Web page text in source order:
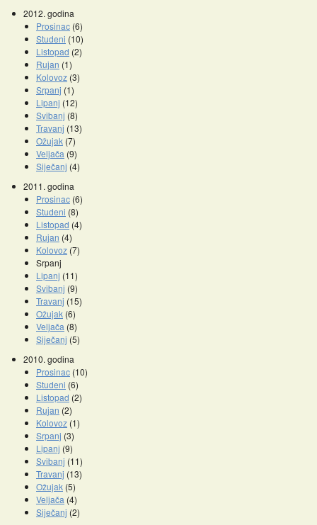
2012. godina
Prosinac (6)
Studeni (10)
Listopad (2)
Rujan (1)
Kolovoz (3)
Srpanj (1)
Lipanj (12)
Svibanj (8)
Travanj (13)
Ožujak (7)
Veljača (9)
Siječanj (4)
2011. godina
Prosinac (6)
Studeni (8)
Listopad (4)
Rujan (4)
Kolovoz (7)
Srpanj
Lipanj (11)
Svibanj (9)
Travanj (15)
Ožujak (6)
Veljača (8)
Siječanj (5)
2010. godina
Prosinac (10)
Studeni (6)
Listopad (2)
Rujan (2)
Kolovoz (1)
Srpanj (3)
Lipanj (9)
Svibanj (11)
Travanj (13)
Ožujak (5)
Veljača (4)
Siječanj (2)